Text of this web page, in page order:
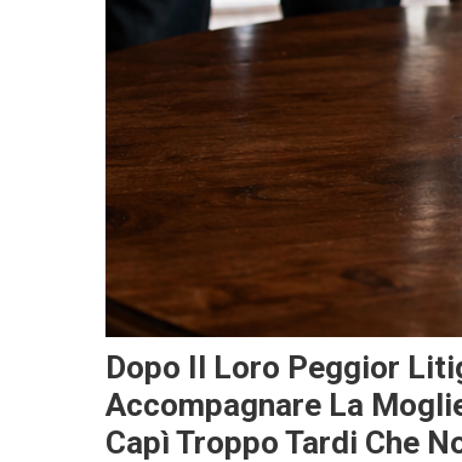
Dopo Il Loro Peggior
Accompagnare La
Capì Troppo Tardi Che